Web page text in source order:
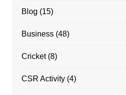
Blog (15)
Business(48)
Cricket(8)
CSR Activity(4)